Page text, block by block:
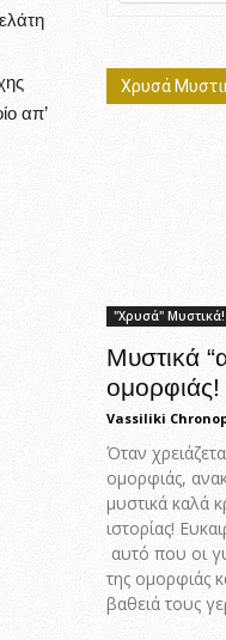
απ’
Χρυσά
"Χρυσά" Μυστικά!
Μυστικά
ομορφιάς!
Vassiliki
Όταν
ομορφιάς,
μυστικά καλά
ιστορίας!
αυτό που οι
της ομορφιάς
βαθειά τους